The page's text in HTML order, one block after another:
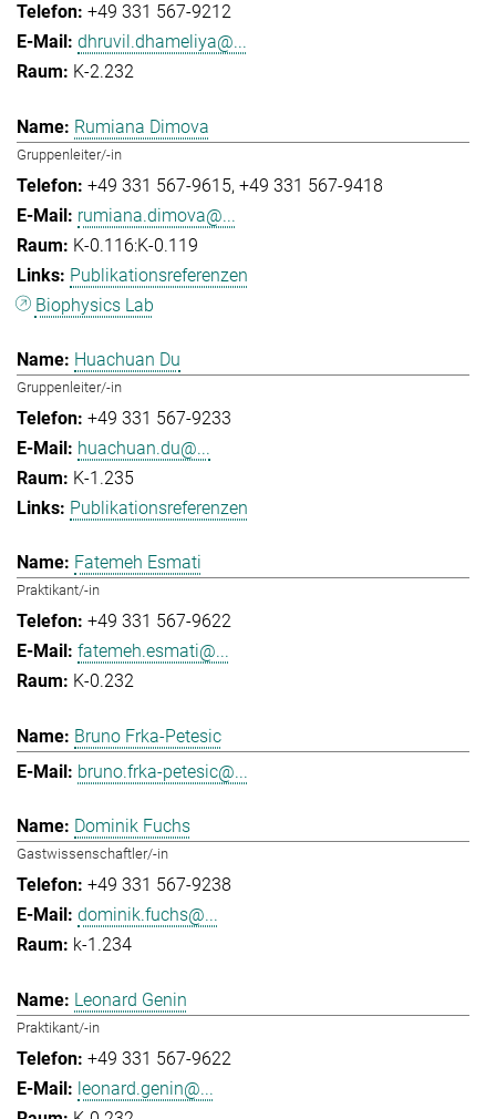
+49 331 567-9212
dhruvil.dhameliya@...
K-2.232
Rumiana Dimova
Gruppenleiter/-in
+49 331 567-9615 +49 331 567-9418
rumiana.dimova@...
K-0.116:K-0.119
Publikationsreferenzen
Biophysics Lab
Huachuan Du
Gruppenleiter/-in
+49 331 567-9233
huachuan.du@...
K-1.235
Publikationsreferenzen
Fatemeh Esmati
Praktikant/-in
+49 331 567-9622
fatemeh.esmati@...
K-0.232
Bruno Frka-Petesic
bruno.frka-petesic@...
Dominik Fuchs
Gastwissenschaftler/-in
+49 331 567-9238
dominik.fuchs@...
k-1.234
Leonard Genin
Praktikant/-in
+49 331 567-9622
leonard.genin@...